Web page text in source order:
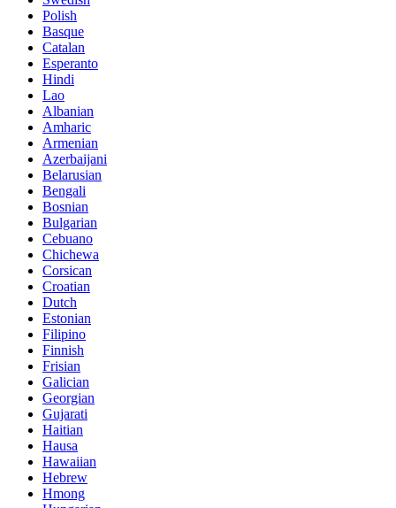
Polish
Basque
Catalan
Esperanto
Hindi
Lao
Albanian
Amharic
Armenian
Azerbaijani
Belarusian
Bengali
Bosnian
Bulgarian
Cebuano
Chichewa
Corsican
Croatian
Dutch
Estonian
Filipino
Finnish
Frisian
Galician
Georgian
Gujarati
Haitian
Hausa
Hawaiian
Hebrew
Hmong